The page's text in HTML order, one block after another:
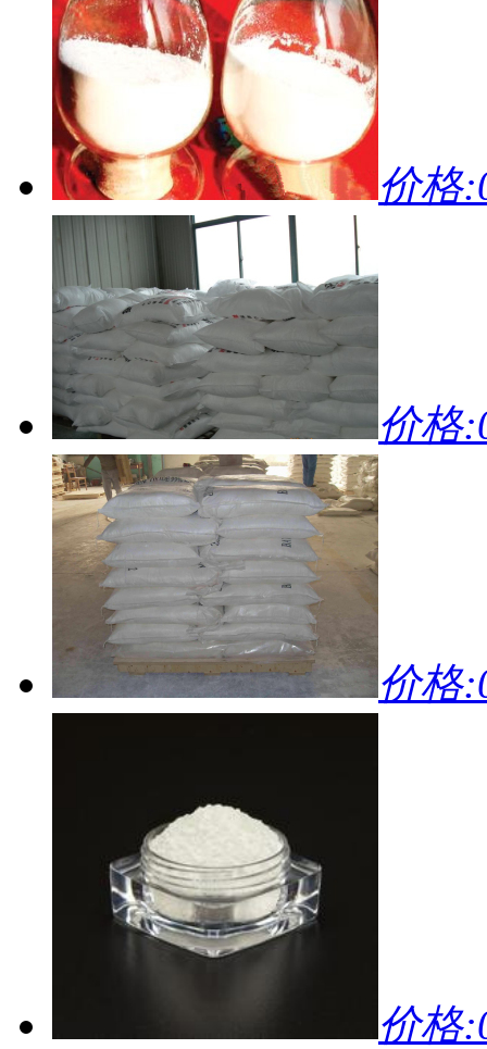
价格
价格
价格
价格